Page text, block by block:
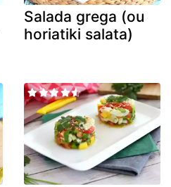
Salada grega (ou
horiatiki salata)